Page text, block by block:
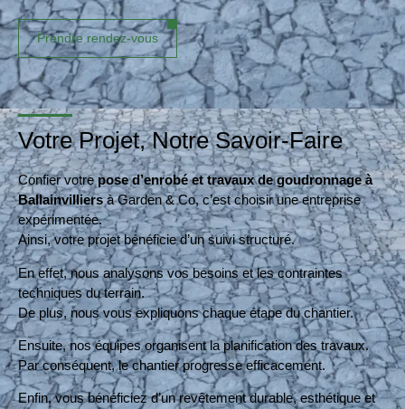
Prendre rendez-vous
Votre Projet, Notre Savoir-Faire
Confier votrepose d’enrobé et travaux de goudronnage à
Ballainvilliersà Garden & Co, c’est choisir une entreprise
expérimentée.
Ainsi, votre projet bénéficie d’un suivi structuré.
En effet, nous analysons vos besoins et les contraintes
techniques du terrain.
De plus, nous vous expliquons chaque étape du chantier.
Ensuite, nos équipes organisent la planification des travaux.
Par conséquent, le chantier progresse efficacement.
Enfin, vous bénéficiez d’un revêtement durable, esthétique et